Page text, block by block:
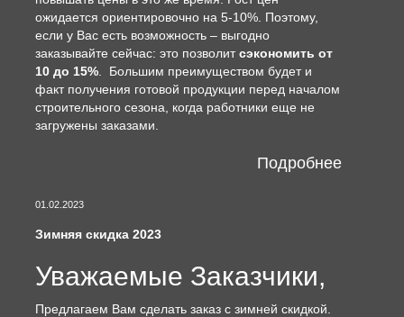
ожидается ориентировочно на 5-10%. Поэтому,
если у Вас есть возможность – выгодно
заказывайте сейчас: это позволитсэкономить от
10 до 15% . Большим преимуществом будет и
факт получения готовой продукции перед началом
строительного сезона, когда работники еще не
загружены заказами.
Подробнее
01.02.2023
Зимняя скидка 2023
Уважаемые Заказчики,
Предлагаем Вам сделать заказ с зимней скидкой.